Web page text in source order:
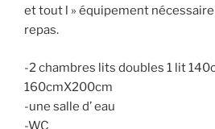
et tout l » équipement
repas.
-2 chambres lits doubles 1 lit
160cmX200cm
-une salle d’ eau
-WC